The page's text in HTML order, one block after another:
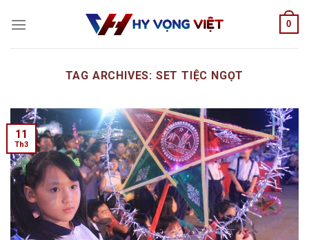
0
TAG ARCHIVES: SET TIỆC NGỌT
11
Th3